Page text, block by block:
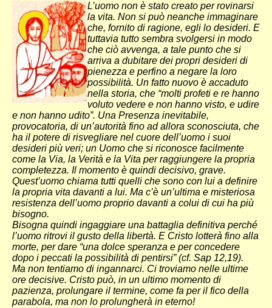
L’uomo non è stato creato per rovinarsi
la vita. Non si può neanche immaginare
che, fornito di ragione, egli lo desideri. E
tuttavia tutto sembra svolgersi in modo
che ciò avvenga, a tale punto che si
arriva a dubitare dei propri desideri di
pienezza e perfino a negare la loro
possibilità. Un fatto nuovo è accaduto
nella storia, che “molti profeti e re hanno
voluto vedere e non hanno visto, e udire
e non hanno udito”. Una Presenza inevitabile,
provocatoria, di un’autorità fino ad allora sconosciuta, che
ha il potere di risvegliare nel cuore dell’uomo i suoi
desideri più veri; un Uomo che si riconosce facilmente
come la Via, la Verità e la Vita per raggiungere la propria
completezza. Il momento è quindi decisivo, grave.
Quest’uomo chiama tutti quelli che sono con lui a definire
la propria vita davanti a lui. Ma c’è un’ultima e misteriosa
resistenza dell’uomo proprio davanti a colui di cui ha più
bisogno.
Bisogna quindi ingaggiare una battaglia definitiva perché
l’uomo ritrovi il gusto della libertà. E Cristo lotterà fino alla
morte, per dare “una dolce speranza e per concedere
dopo i peccati la possibilità di pentirsi” (cf. Sap 12,19).
Ma non tentiamo di ingannarci. Ci troviamo nelle ultime
ore decisive. Cristo può, in un ultimo momento di
pazienza, prolungare il termine, come fa per il fico della
parabola, ma non lo prolungherà in eterno!